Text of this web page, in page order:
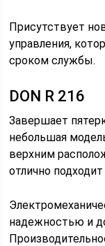
Присутствует
управления,
сроком службы.
DON R 216
Завершает
небольшая
верхним
отлично
надежностью и